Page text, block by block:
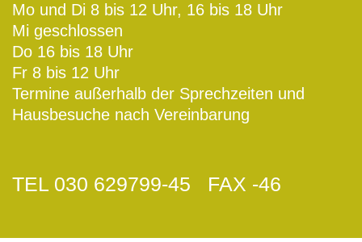
Mo und Di 8 bis 12 Uhr, 16 bis 18 Uhr
Mi geschlossen
Do 16 bis 18 Uhr
Fr 8 bis 12 Uhr
Termine außerhalb der Sprechzeiten und
Hausbesuche nach Vereinbarung
TEL 030 629799-45 FAX -46